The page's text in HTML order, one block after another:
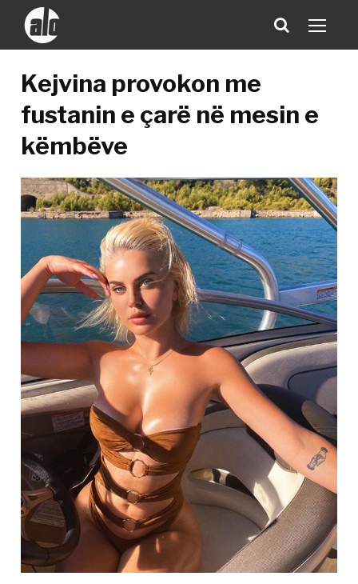
Kejvina provokon me
fustanin e çarë në mesin e
këmbëve